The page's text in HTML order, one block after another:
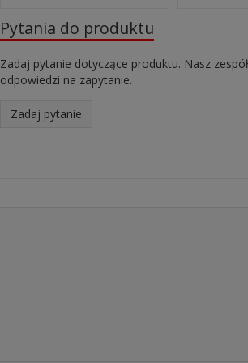
Pytania do produktu
Zadaj pytanie dotyczące produktu. Nasz
odpowiedzi na zapytanie.
Zadaj pytanie